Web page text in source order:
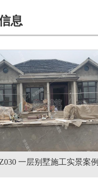
息
一层别墅施工实景案例